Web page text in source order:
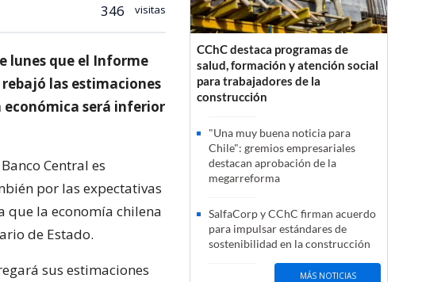
346 visitas
lunes que el Informe
las estimaciones
económica será inferior
Central es
por las expectativas
que la economía chilena
de Estado.
sus estimaciones
CChC destaca programas de
salud, formación y atención social
para trabajadores de la
construcción
"Una muy buena noticia para
Chile": gremios empresariales
destacan aprobación de la
megarreforma
SalfaCorp y CChC firman acuerdo
para impulsar estándares de
sostenibilidad en la construcción
MÁS NOTICIAS